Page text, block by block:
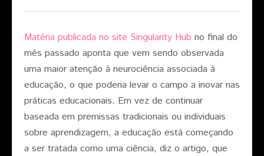
Matéria publicada no site Singularity Hub no final do
mês passado aponta que vem sendo observada
uma maior atenção à neurociência associada à
educação, o que poderia levar o campo a inovar nas
práticas educacionais. Em vez de continuar
baseada em premissas tradicionais ou individuais
sobre aprendizagem, a educação está começando
a ser tratada como uma ciência, diz o artigo, que